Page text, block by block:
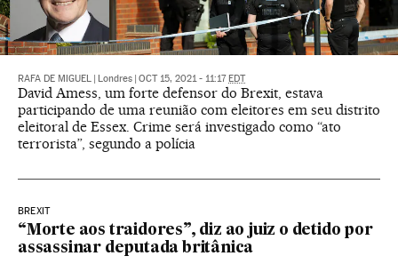
RAFA DE MIGUEL Londres OCT 15, 2021 - 11:17 EDT
David Amess, um forte defensor do Brexit, estava
participando de uma reunião com eleitores em seu distrito
eleitoral de Essex. Crime será investigado como “ato
terrorista”, segundo a polícia
BREXIT
“Morte aos traidores”, diz ao juiz o detido por
assassinar deputada britânica